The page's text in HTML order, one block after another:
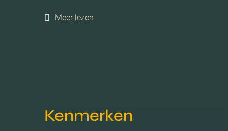
Meer lezen
Kenmerken